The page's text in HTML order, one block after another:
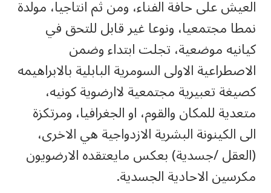
العيش على حافة الفناء، ومن ثم انتاجيا، مولدة
نمطا مجتمعيا، ونوعا غير قابل للتحق في
كيانيه موضعية، تجلت ابتداء وضمن
الاصطراعية الاولى السومرية البابلية بالابراهيمه
كصيغة تعبيرية مجتمعية لاارضوية كونيه،
متعدية للمكان والقوم، او الجغرافيا، ومرتكزة
الى الكينونة البشرية الازدواجية هي الاخرى،
(العقل /جسدية) بعكس مايعتقده الارضويون
مكرسين الاحادية الجسدية.